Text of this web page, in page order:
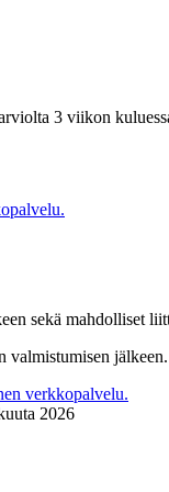
3 viikon
sekä
valmistumisen
verkkopalvelu.
2026